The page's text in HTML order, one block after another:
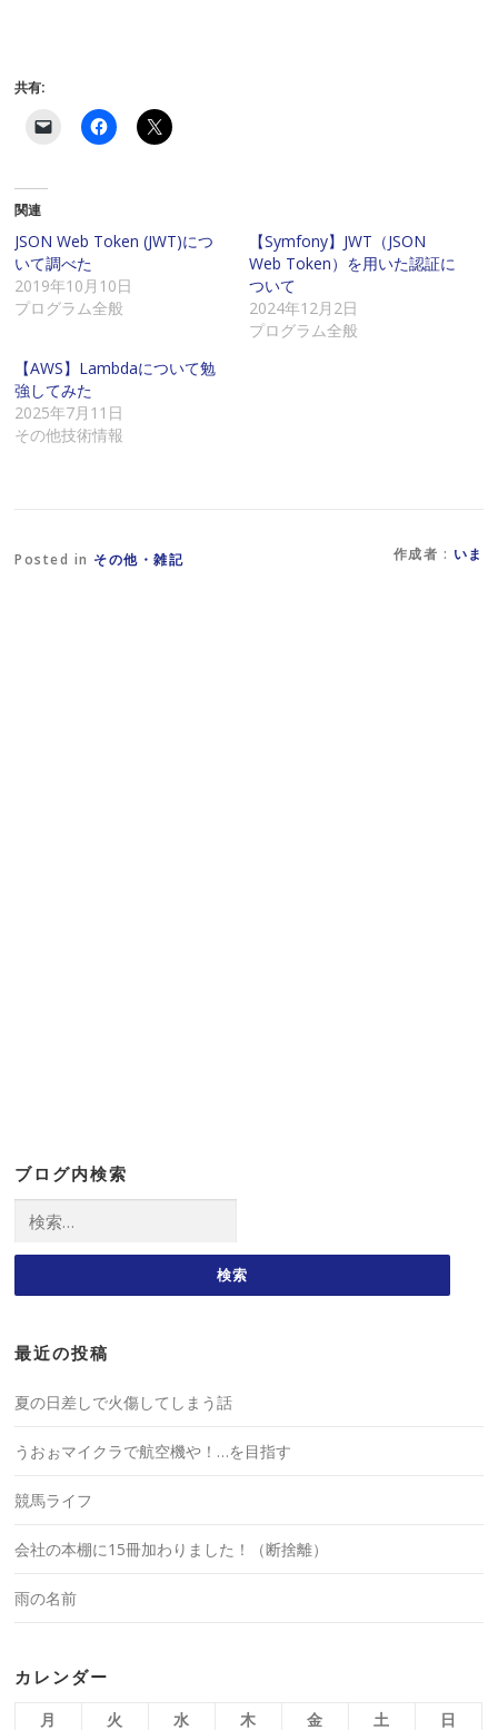
共有:
に
メ
ー
ル
で
リ
送
信
(
新
し
い
き
F
a
で
共
す
る
に
ッ
て
く
だ
ィ
ン
ク
リ
共
有
ド
関連
JSON Web Token (JWT)につ
いて調べた
2019年10月10日
プログラム全般
【Symfony】JWT（JSON
Web Token）を用いた認証に
ついて
2024年12月2日
プログラム全般
【AWS】Lambdaについて勉
強してみた
2025年7月11日
その他技術情報
Posted in その他・雑記 作成者 : いま
ブログ内検索
索:
最近の投稿
夏の日差しで火傷してしまう話
うおぉマイクラで航空機や！…を目指す
競馬ライフ
会社の本棚に15冊加わりました！（断捨離）
雨の名前
カレンダー
月 火 水 木 金 土 日